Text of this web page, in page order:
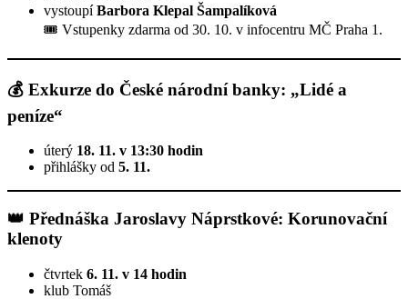
vystoupíBarbora Klepal Šampalíková
🎟️ Vstupenky zdarma od 30. 10. v infocentru MČ Praha 1.
💰 Exkurze do České národní banky: „Lidé a
peníze“
úterý 18. 11. v 13:30 hodin
přihlášky od 5. 11.
👑 Přednáška Jaroslavy Náprstkové: Korunovační
klenoty
čtvrtek 6. 11. v 14 hodin
klub Tomáš